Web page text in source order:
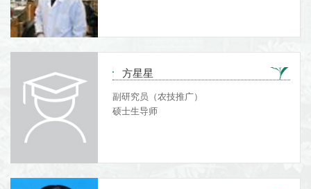
方星星
副研究员（农技推广）
硕士生导师